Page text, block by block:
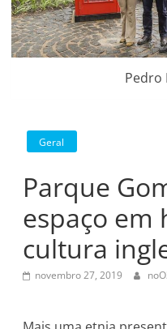
Pedro
Geral
Parque
espaço em
cultura
novembro 27, 2019